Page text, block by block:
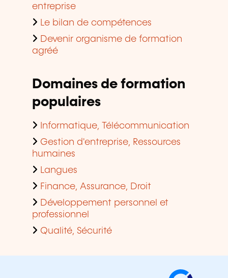
entreprise
Le bilan de compétences
Devenir organisme de formation
agréé
Domaines de formation
populaires
Informatique, Télécommunication
Gestion d'entreprise, Ressources
humaines
Langues
Finance, Assurance, Droit
Développement personnel et
professionnel
Qualité, Sécurité